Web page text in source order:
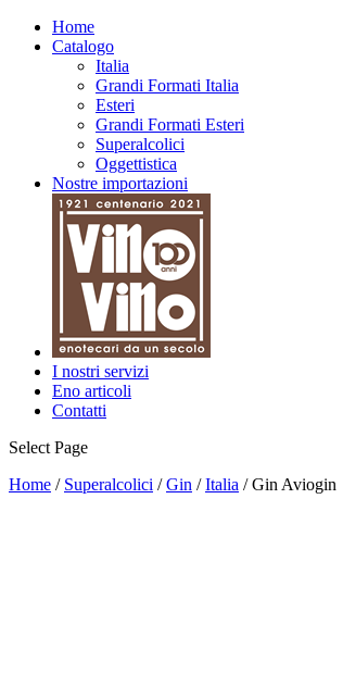
Home
Catalogo
Italia
Grandi Formati Italia
Esteri
Grandi Formati Esteri
Superalcolici
Oggettistica
Nostre importazioni
I nostri servizi
Eno articoli
Contatti
Select Page
Home / Superalcolici /Gin /Italia / Gin Aviogin